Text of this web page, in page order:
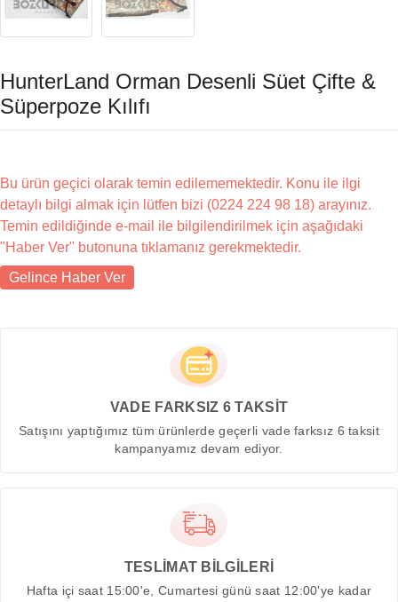
HunterLand Orman Desenli Süet Çifte &
Süperpoze Kılıfı
Bu ürün geçici olarak temin edilememektedir. Konu ile ilgi
detaylı bilgi almak için lütfen bizi (0224 224 98 18) arayınız.
Temin edildiğinde e-mail ile bilgilendirilmek için aşağıdaki
"Haber Ver" butonuna tıklamanız gerekmektedir.
Gelince Haber Ver
VADE FARKSIZ 6 TAKSİT
Satışını yaptığımız tüm ürünlerde geçerli vade farksız 6 taksit
kampanyamız devam ediyor.
TESLİMAT BİLGİLERİ
Hafta içi saat 15:00'e, Cumartesi günü saat 12:00'ye kadar